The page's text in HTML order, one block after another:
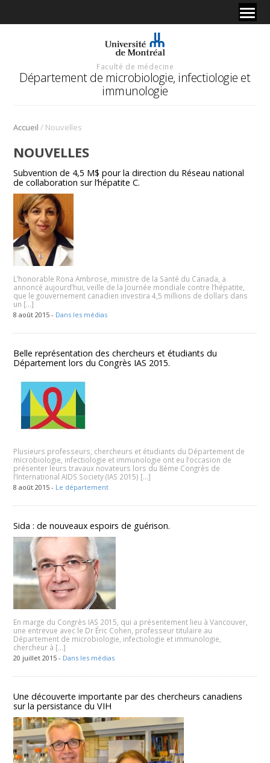
Faculté de médecine
Département de microbiologie, infectiologie et
immunologie
Accueil / Nouvelles
NOUVELLES
Subvention de 4,5 M$ pour la direction du Réseau national
de collaboration sur l’hépatite C.
L’honorable Rona Ambrose, ministre de la Santé du Canada, a
annoncé aujourd’hui, veille de la Journée mondiale contre l’hépatite,
que le gouvernement canadien investira 4,5 millions de dollars dans
un […]
8 août 2015 - Dans les médias
Belle représentation des chercheurs et étudiants du
Département lors du Congrès IAS 2015.
Plusieurs professeurs, chercheurs et étudiants du Département de
microbiologie, infectiologie et immunologie ont eu l’occasion de
présenter leurs travaux novateurs lors du 8ème Congrès de
l’International AIDS Society (IAS 2015) […]
8 août 2015 - Le département
Sida : de nouveaux espoirs de guérison.
En marge du Congrès IAS 2015, qui a présentement lieu à Vancouver,
une entrevue avec le Dr Éric Cohen, professeur titulaire au
Département de microbiologie, infectiologie et immunologie,
chercheur à […]
20 juillet 2015 - Dans les médias
Une découverte importante par des chercheurs canadiens
sur la persistance du VIH